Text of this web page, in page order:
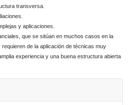
transversa.
y aplicaciones.
que se sitúan en muchos casos en la
de la aplicación de técnicas muy
experiencia y una buena estructura abierta